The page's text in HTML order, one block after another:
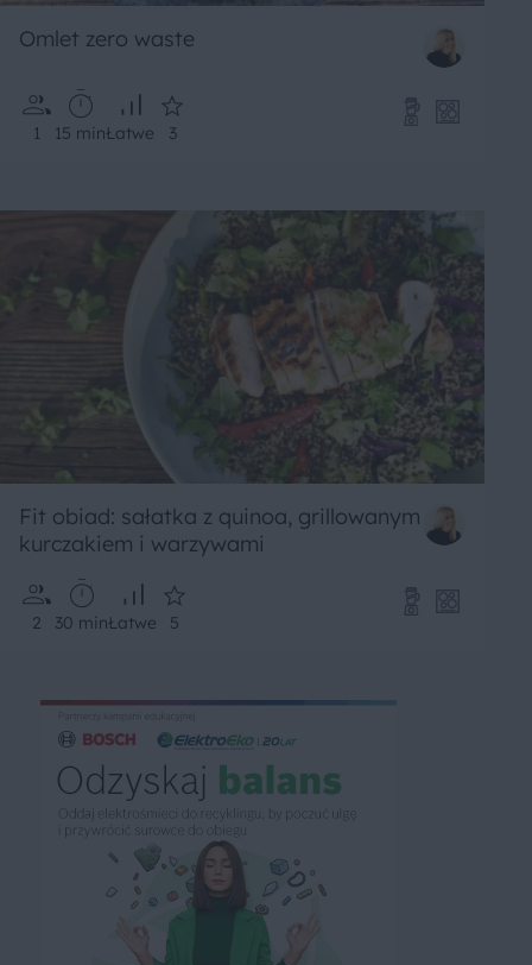
Omlet zero waste
1 15 minŁatwe 3
Fit obiad: sałatka z quinoa, grillowanym
kurczakiem i warzywami
2 30 minŁatwe 5